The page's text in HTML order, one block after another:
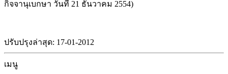
กิจจานุเบกษา วันที่ 21 ธันวาคม 2554)
ปรับปรุงล่าสุด: 17-01-2012
เมนู